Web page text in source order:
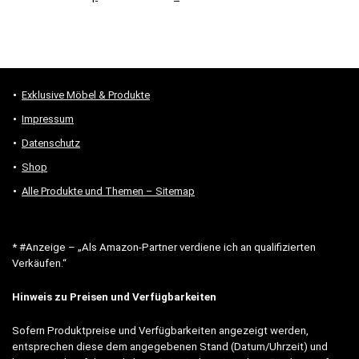
Exklusive Möbel & Produkte
Impressum
Datenschutz
Shop
Alle Produkte und Themen – Sitemap
* #Anzeige – „Als Amazon-Partner verdiene ich an qualifizierten
Verkäufen.“
Hinweis zu Preisen und Verfügbarkeiten
Sofern Produktpreise und Verfügbarkeiten angezeigt werden,
entsprechen diese dem angegebenen Stand (Datum/Uhrzeit) und